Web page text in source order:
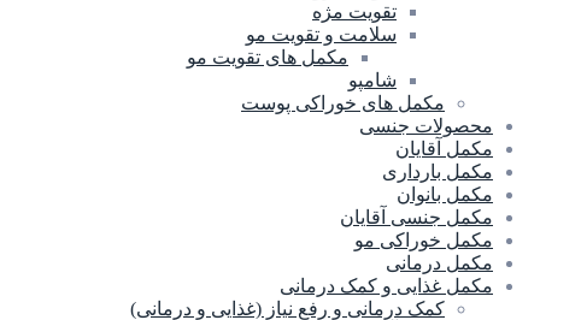
تقویت مژه
سلامت و تقویت مو
مکمل های تقویت مو
شامپو
مکمل های خوراکی پوست
محصولات جنسی
مکمل آقایان
مکمل بارداری
مکمل بانوان
مکمل جنسی آقایان
مکمل خوراکی مو
مکمل درمانی
مکمل غذایی و کمک درمانی
کمک درمانی و رفع نیاز (غذایی و درمانی)